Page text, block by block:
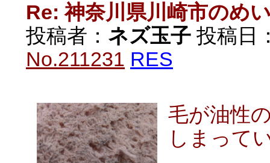
Re: 神奈川県川崎市のめ
投稿者： ネズ玉子 投稿日
No.211231 RES
毛が油性
しまって